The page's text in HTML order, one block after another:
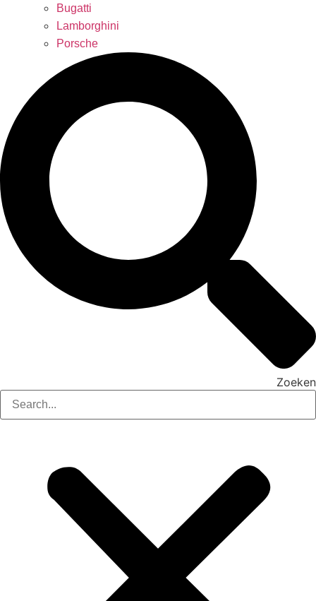
Bugatti
Lamborghini
Porsche
Zoeken